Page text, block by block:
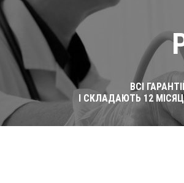
ВСІ
І СКЛАДАЮТЬ 12